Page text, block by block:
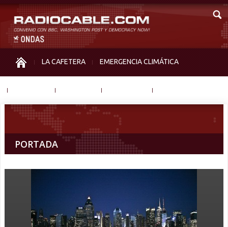
LA CAFETERA EMERGENCIA CLIMÁTICA
PORTADA